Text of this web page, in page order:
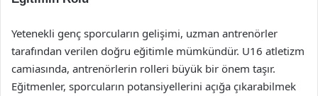
Yetenekli genç sporcuların gelişimi, uzman antrenörler
tarafından verilen doğru eğitimle mümkündür. U16 atletizm
camiasında, antrenörlerin rolleri büyük bir önem taşır.
Eğitmenler, sporcuların potansiyellerini açığa çıkarabilmek